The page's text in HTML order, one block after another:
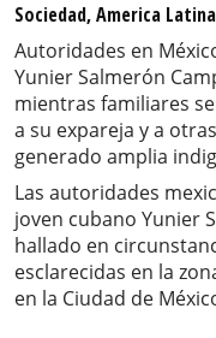
Sociedad, America
Autoridades en
Yunier Salmerón
mientras familiares
a su expareja y a
generado amplia
Las autoridades
joven cubano Yunier
hallado en
esclarecidas en la
en la Ciudad de